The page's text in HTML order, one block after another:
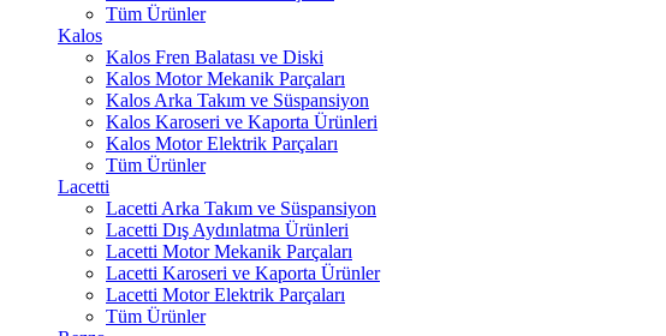
Tüm Ürünler
Kalos
Kalos Fren Balatası ve Diski
Kalos Motor Mekanik Parçaları
Kalos Arka Takım ve Süspansiyon
Kalos Karoseri ve Kaporta Ürünleri
Kalos Motor Elektrik Parçaları
Tüm Ürünler
Lacetti
Lacetti Arka Takım ve Süspansiyon
Lacetti Dış Aydınlatma Ürünleri
Lacetti Motor Mekanik Parçaları
Lacetti Karoseri ve Kaporta Ürünler
Lacetti Motor Elektrik Parçaları
Tüm Ürünler